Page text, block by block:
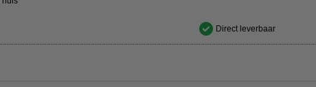
Direct leverbaar